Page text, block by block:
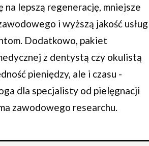
na lepszą regenerację, mniejsze
i wyższą jakość usług
Dodatkowo, pakiet
z dentystą czy okulistą
pieniędzy, ale i czasu -
dla specjalisty od pielęgnacji
zawodowego researchu.